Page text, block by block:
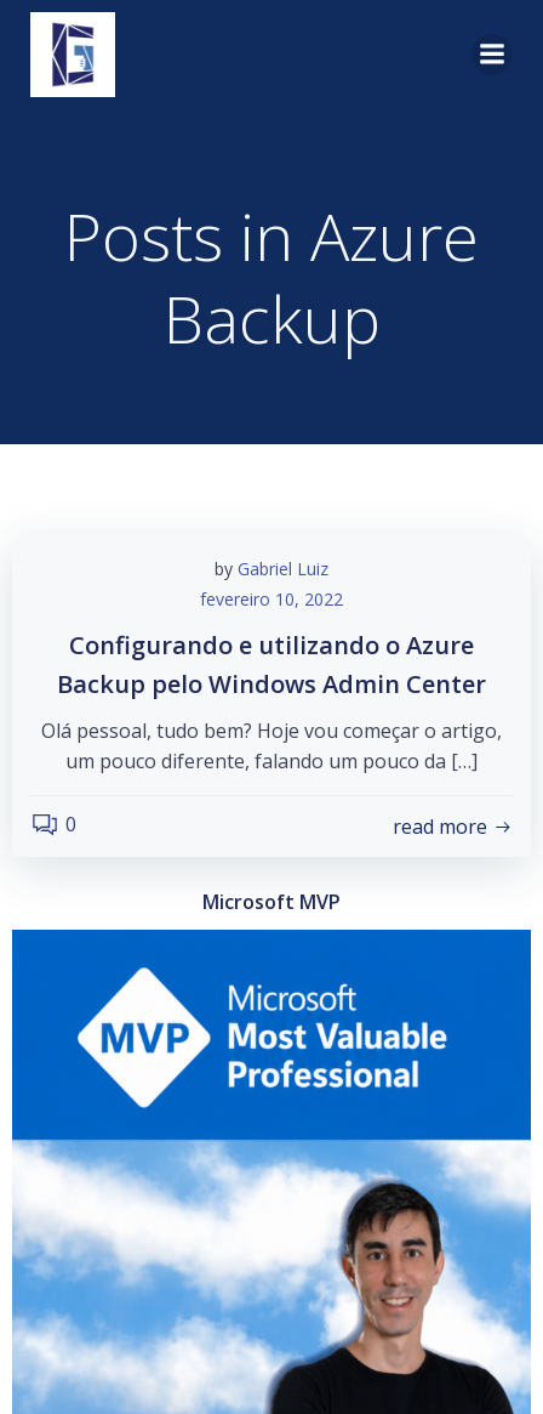
Posts in Azure
Backup
by Gabriel Luiz
fevereiro 10, 2022
Configurando e utilizando o Azure
Backup pelo Windows Admin Center
Olá pessoal, tudo bem? Hoje vou começar o artigo,
um pouco diferente, falando um pouco da […]
0 read more
Microsoft MVP